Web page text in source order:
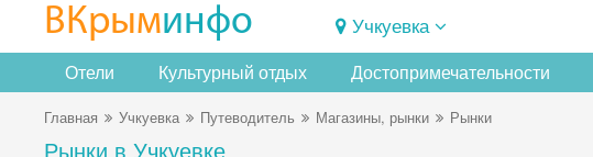
ВКрыминфо Учкуевка
Отели Культурный отдых Достопримечательности
Главная Учкуевка Путеводитель Магазины, рынки Рынки
Рынки в Учкуевке